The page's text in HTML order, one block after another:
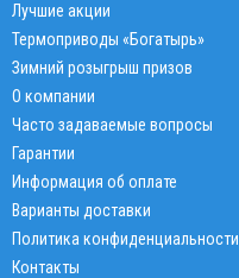
Лучшие акции
Термоприводы «Богатырь»
Зимний розыгрыш призов
О компании
Часто задаваемые вопросы
Гарантии
Информация об оплате
Варианты доставки
Политика конфиденциальности
Контакты